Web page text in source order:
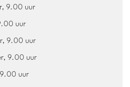
9.00 uur
uur
9.00 uur
9.00 uur
9.00 uur